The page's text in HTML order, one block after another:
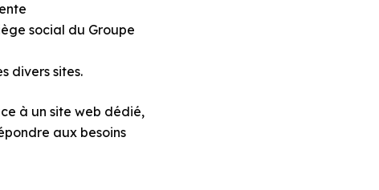
social du Groupe
divers sites.
à un site web dédié,
aux besoins